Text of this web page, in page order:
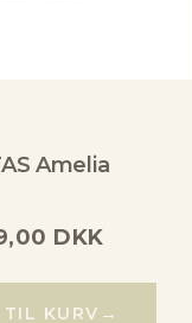
Amelia
DKK
KURV →